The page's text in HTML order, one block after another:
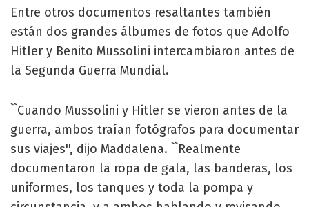
Entre otros documentos resaltantes también
están dos grandes álbumes de fotos que Adolfo
Hitler y Benito Mussolini intercambiaron antes de
la Segunda Guerra Mundial.
``Cuando Mussolini y Hitler se vieron antes de la
guerra, ambos traían fotógrafos para documentar
sus viajes'', dijo Maddalena. ``Realmente
documentaron la ropa de gala, las banderas, los
uniformes, los tanques y toda la pompa y